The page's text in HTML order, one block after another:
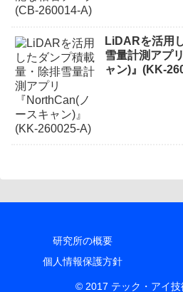
LiDARを活用
雪量計測アプ
ャン)』(KK-
研究所の概要
個人情報保護方針
© 2017 テック・アイ技